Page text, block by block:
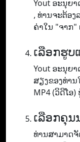
Yout ອະ​ນຸ​ຍ
, ທ່ານ​ຈະ​ຕ້ອ
ຄ່າ​ໃນ "ຈາກ​"
ເລືອກຮູບ
Yout ອະ​ນຸ​ຍ
ສຽງ​ຂອງ​ທ່ານ​
MP4 (ວິ​ດີ​ໂອ​)
ເລືອກຄຸນ
ທ່ານ​ສາ​ມາດ​